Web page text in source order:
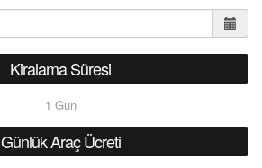
Kiralama Süresi
1 Gün
Günlük Araç Ücreti